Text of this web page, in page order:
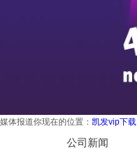
媒体报道你现在的位置： 凯发vip下载
技术工艺
公司新闻